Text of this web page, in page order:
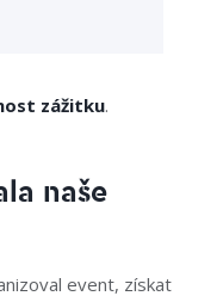
zážitku.
naše
event, získat